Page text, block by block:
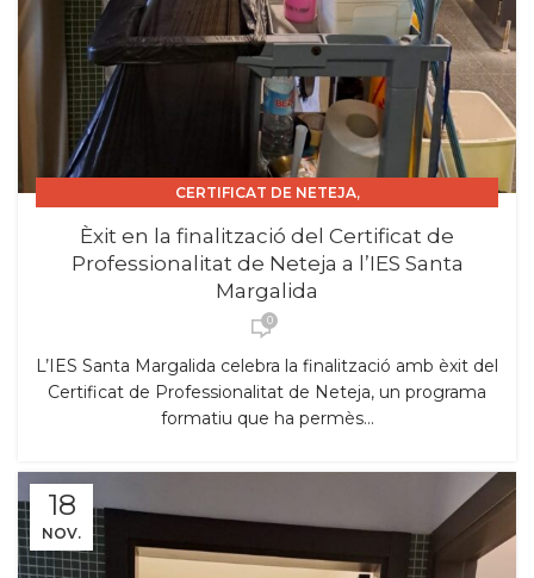
CERTIFICAT DE NETEJA,
CERTIFICAT DE PROFESSIONALITAT INSTITUCIONS.
CURS 2025_26
Èxit en la finalització del Certificat de
Professionalitat de Neteja a l’IES Santa
Margalida
0
L’IES Santa Margalida celebra la finalització amb èxit del
Certificat de Professionalitat de Neteja, un programa
formatiu que ha permès...
18
NOV.